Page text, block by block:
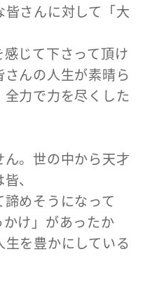
さんに対して「大
じて下さって頂け
さんの人生が素晴ら
全力で力を尽くした
。世の中から天才
、
めそうになって
け」があったか
を豊かにしている